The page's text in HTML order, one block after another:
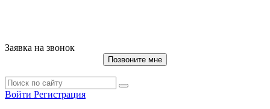
Заявка на звонок
Позвоните мне
Войти Регистрация